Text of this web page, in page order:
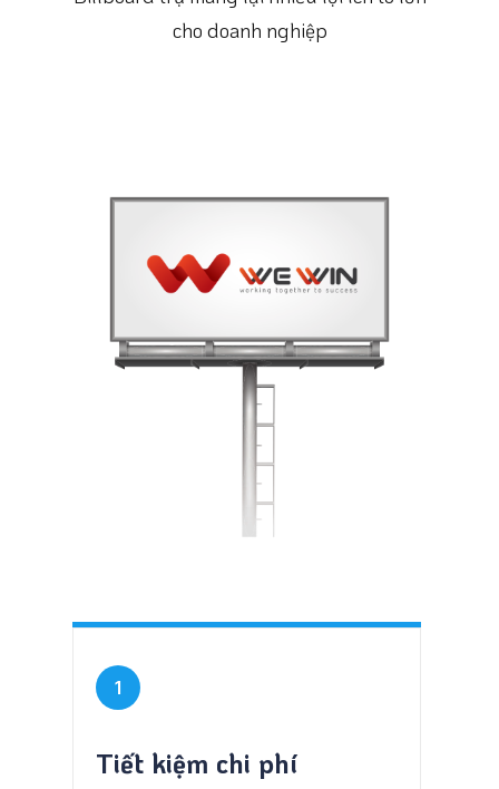
cho doanh nghiệp
1
Tiết kiệm chi phí